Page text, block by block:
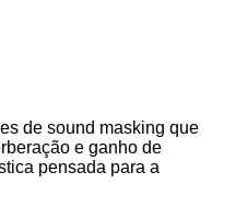
de sound masking que
e ganho de
pensada para a